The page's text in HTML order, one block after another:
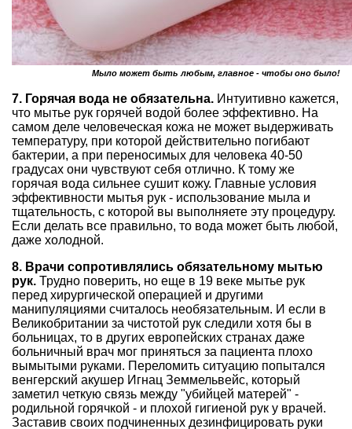
Мыло может быть любым, главное - чтобы оно было!
7. Горячая вода не обязательна. Интуитивно кажется,
что мытье рук горячей водой более эффективно. На
самом деле человеческая кожа не может выдерживать
температуру, при которой действительно погибают
бактерии, а при переносимых для человека 40-50
градусах они чувствуют себя отлично. К тому же
горячая вода сильнее сушит кожу. Главные условия
эффективности мытья рук - использование мыла и
тщательность, с которой вы выполняете эту процедуру.
Если делать все правильно, то вода может быть любой,
даже холодной.
8. Врачи сопротивлялись обязательному мытью
рук. Трудно поверить, но еще в 19 веке мытье рук
перед хирургической операцией и другими
манипуляциями считалось необязательным. И если в
Великобритании за чистотой рук следили хотя бы в
больницах, то в других европейских странах даже
больничный врач мог приняться за пациента плохо
вымытыми руками. Переломить ситуацию попытался
венгерский акушер Игнац Земмельвейс, который
заметил четкую связь между "убийцей матерей" -
родильной горячкой - и плохой гигиеной рук у врачей.
Заставив своих подчиненных дезинфицировать руки